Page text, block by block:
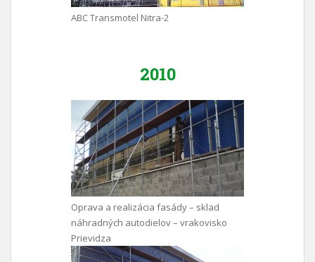
ABC Transmotel Nitra-2
2010
Oprava a realizácia fasády – sklad
náhradných autodielov – vrakovisko
Prievidza